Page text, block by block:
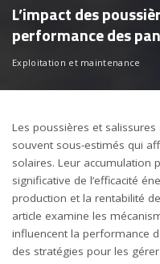
L’impact des
performance des
Exploitation et maintenance
Les poussières et
souvent sous-estimés qui
solaires. Leur accumulation
significative de l’efficacité
production et la rentabilité
article examine les
influencent la performance
des stratégies pour les